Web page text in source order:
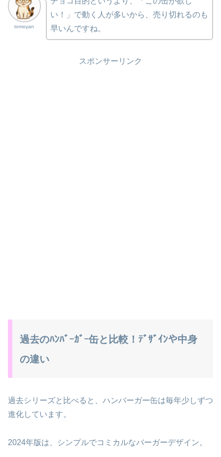
tomoyan
い！」で動く人が多いから、売り切れるのも
早いんですね。
スポンサーリンク
過去のﾊﾝﾊﾞｰｶﾞｰ缶と比較！ﾃﾞｻﾞｲﾝや中身
の違い
過去シリーズと比べると、ハンバーガー缶は毎年少しずつ
進化しています。
2024年版は、シンプルでコミカルなバーガーデザイン。